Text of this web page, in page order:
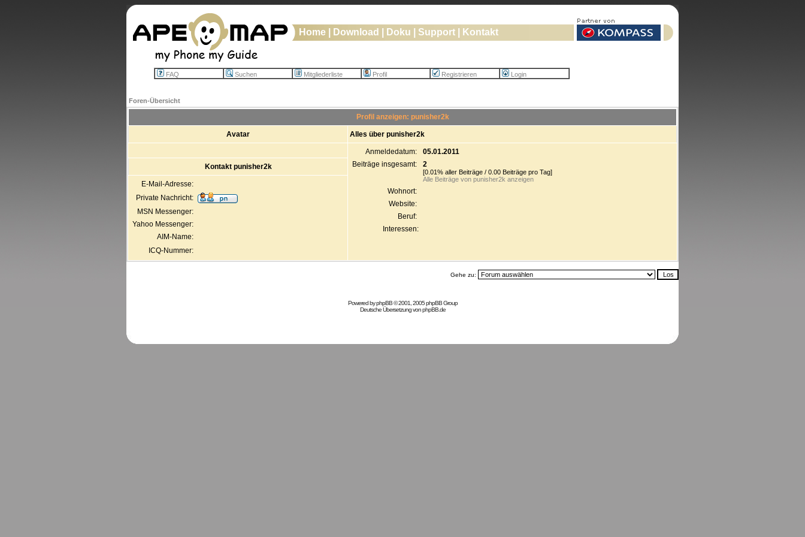
Home Download Doku Support Kontakt
FAQ Suchen Mitgliederliste Profil Registrieren Login
Foren-Übersicht
Profil anzeigen: punisher2k
Avatar Alles über punisher2k
Anmeldedatum:
05.01.2011
Beiträge insgesamt:
2
[0.01% aller Beiträge / 0.00 Beiträge pro Tag]
Alle Beiträge von punisher2k anzeigen
Wohnort:
Website:
Beruf:
Interessen:
Kontakt punisher2k
E-Mail-Adresse:
Private Nachricht:
MSN Messenger:
Yahoo Messenger:
AIM-Name:
ICQ-Nummer:
Gehe zu:
Powered byphpBB© 2001, 2005 phpBB Group
Deutsche Übersetzung vonphpBB.de